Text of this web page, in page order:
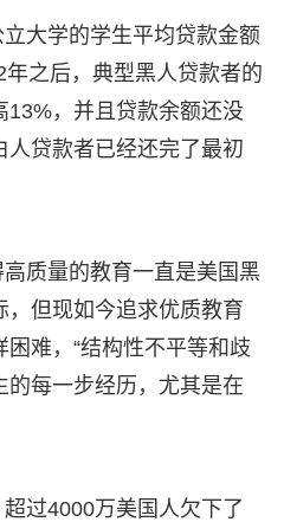
大学的学生平均贷款金额
之后，典型黑人贷款者的
13%，并且贷款余额还没
人贷款者已经还完了最初
质量的教育一直是美国黑
，但现如今追求优质教育
难，“结构性不平等和歧
的每一步经历，尤其是在
过4000万美国人欠下了